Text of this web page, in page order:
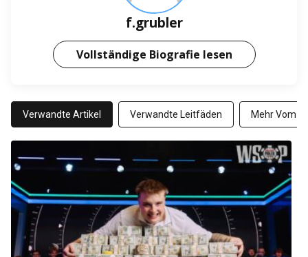
f.grubler
Vollständige Biografie lesen
Verwandte Artikel Verwandte Leitfäden Mehr Vom